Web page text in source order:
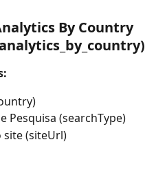
By Country
Pesquisa (searchType)
site (siteUrl)